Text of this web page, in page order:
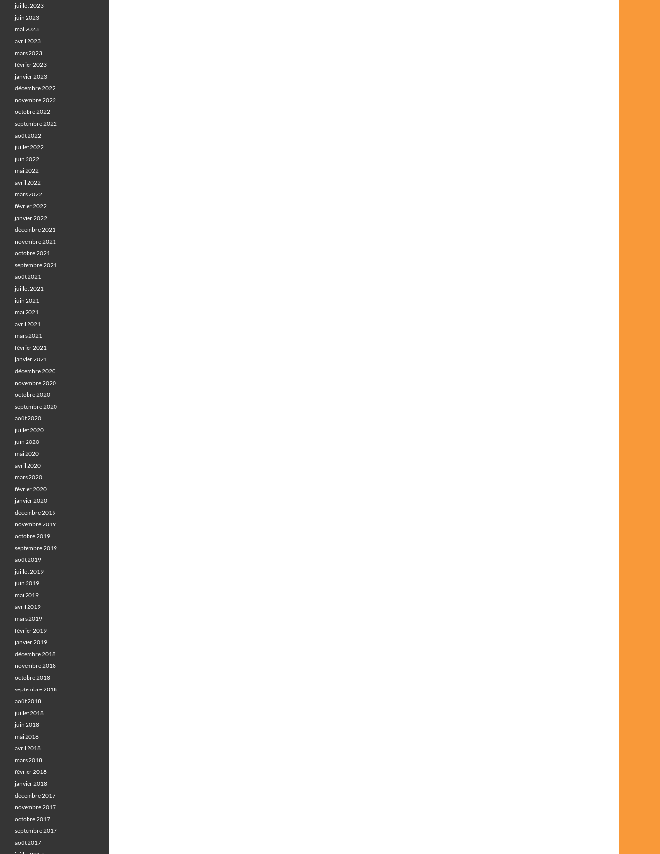
juillet 2023
juin 2023
mai 2023
avril 2023
mars 2023
février 2023
janvier 2023
décembre 2022
novembre 2022
octobre 2022
septembre 2022
août 2022
juillet 2022
juin 2022
mai 2022
avril 2022
mars 2022
février 2022
janvier 2022
décembre 2021
novembre 2021
octobre 2021
septembre 2021
août 2021
juillet 2021
juin 2021
mai 2021
avril 2021
mars 2021
février 2021
janvier 2021
décembre 2020
novembre 2020
octobre 2020
septembre 2020
août 2020
juillet 2020
juin 2020
mai 2020
avril 2020
mars 2020
février 2020
janvier 2020
décembre 2019
novembre 2019
octobre 2019
septembre 2019
août 2019
juillet 2019
juin 2019
mai 2019
avril 2019
mars 2019
février 2019
janvier 2019
décembre 2018
novembre 2018
octobre 2018
septembre 2018
août 2018
juillet 2018
juin 2018
mai 2018
avril 2018
mars 2018
février 2018
janvier 2018
décembre 2017
novembre 2017
octobre 2017
septembre 2017
août 2017